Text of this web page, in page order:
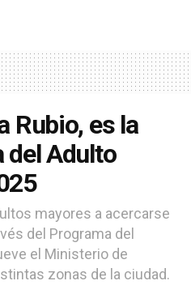
Rubio, es la
del Adulto
mayores a acercarse
del Programa del
el Ministerio de
zonas de la ciudad.